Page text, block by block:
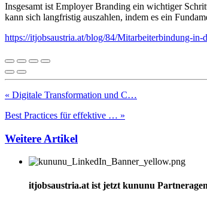
Insgesamt ist Employer Branding ein wichtiger
kann sich langfristig auszahlen, indem es ein
https://itjobsaustria.at/blog/84/Mitarbeiterbindung-in-
« Digitale Transformation und C…
Best Practices für effektive … »
Weitere Artikel
itjobsaustria.at ist jetzt kununu